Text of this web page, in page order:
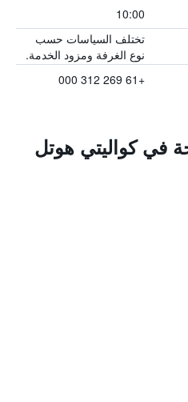
10:00
تختلف السياسات حسب
نوع الغرفة ومزود الخدمة.
+61 269 312 000
في كواليتي هوتل